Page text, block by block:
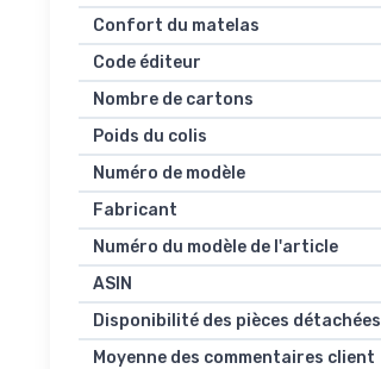
Confort du matelas
Code éditeur
Nombre de cartons
Poids du colis
Numéro de modèle
Fabricant
Numéro du modèle de l'article
ASIN
Disponibilité des pièces détachées
Moyenne des commentaires client